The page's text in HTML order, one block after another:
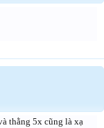
thằng 5x cũng là xạ